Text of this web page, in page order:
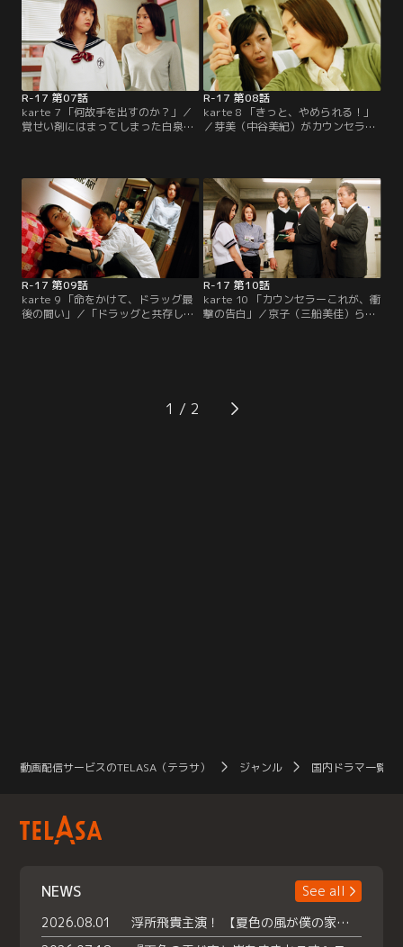
よ、落とし穴」。相変わらず気にな
ることを言う人だ…。そんな折、芽
美は乃木（田辺誠一）のクラスのゆ
かり（宮崎あおい）が…。
た担任の乃木（田辺誠一）が芽美
（中谷美紀）とともにやってきた。
彩の母・美津江（田島令子）に事情
を聞くが…。
R-17 第07話
karte 7 「何故手を出すのか？」／
覚せい剤にはまってしまった白泉女
か逃げ出すが、薬の作用で我を失っ
た理砂には事の重大さが理解でき
ず…。警察の西本（内藤剛志）が学
校へやってきた。覚せい剤に冒され
ている生徒がいるというが、学校側
は認めようとしない。
R-17 第08話
karte 8 「きっと、やめられる！」
／芽美（中谷美紀）がカウンセラー
志）に取り押さえられていると伝え
に来る。現場に向かう芽美の体調に
異変が…。乃木に連れられてカウン
セラー室に戻った芽美の言動を不審
に思う桜子（桃井かおり）。
R-17 第09話
karte 9 「命をかけて、ドラッグ最
後の闘い」／「ドラッグと共存して
へとはまっていく。それでも芽美は
京子をカラオケに誘うなどしてなん
R-17 第10話
karte 10 「カウンセラーこれが、衝
撃の告白」／京子（三船美佳）らの
ってしまった。その中で何も出来な
かった芽美（中谷美紀）は無力感か
1
動画配信サービスのTELASA（テラサ） ジャンル 国内ドラマ一覧（
NEWS
See all
2026.08.01
浮所飛貴主演！ 【夏色の風が僕の家にやってきた】 本日よりテラサで独占配信スタート！